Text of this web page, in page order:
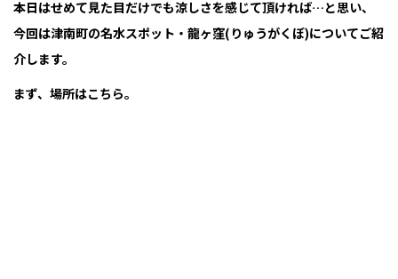
本日はせめて見た目だけでも涼しさを感じて頂ければ…と思い、
今回は津南町の名水スポット・龍ヶ窪(りゅうがくぼ)についてご紹
介します。
まず、場所はこちら。